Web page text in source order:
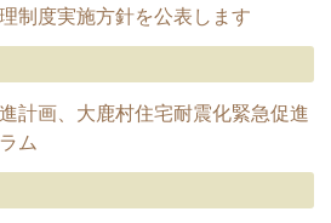
制度実施方針を公表します
計画、大鹿村住宅耐震化緊急促進
ム